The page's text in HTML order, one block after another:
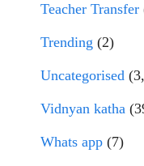
Teacher Transfer
Trending (2)
Uncategorised
Vidnyan katha
Whats app (7)